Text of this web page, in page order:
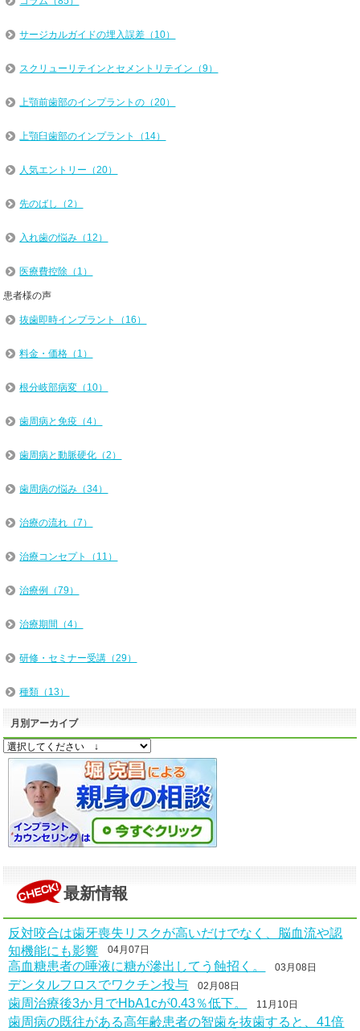
サージカルガイドの埋入誤差（10）
スクリューリテインとセメントリテイン（9）
上顎前歯部のインプラントの（20）
上顎臼歯部のインプラント（14）
人気エントリー（20）
先のばし（2）
入れ歯の悩み（12）
医療費控除（1）
患者様の声
抜歯即時インプラント（16）
料金・価格（1）
根分岐部病変（10）
歯周病と免疫（4）
歯周病と動脈硬化（2）
歯周病の悩み（34）
治療の流れ（7）
治療コンセプト（11）
治療例（79）
治療期間（4）
研修・セミナー受講（29）
種類（13）
月別アーカイブ
最新情報
反対咬合は歯牙喪失リスクが高いだけでなく、脳血流や認
知機能にも影響 04月07日
高血糖患者の唾液に糖が滲出してう蝕招く。 03月08日
デンタルフロスでワクチン投与 02月08日
歯周治療後3か月でHbA1cが0.43％低下。 11月10日
歯周病の既往がある高年齢患者の智歯を抜歯すると、41倍